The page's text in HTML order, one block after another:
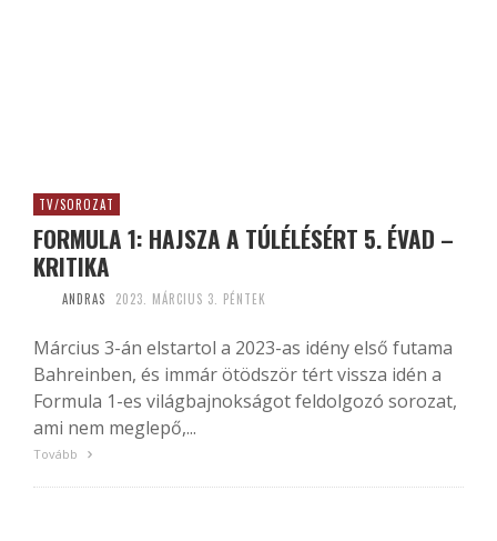
TV/SOROZAT
FORMULA 1: HAJSZA A TÚLÉLÉSÉRT 5. ÉVAD –
KRITIKA
ANDRAS 2023. MÁRCIUS 3. PÉNTEK
Március 3-án elstartol a 2023-as idény első futama
Bahreinben, és immár ötödször tért vissza idén a
Formula 1-es világbajnokságot feldolgozó sorozat,
ami nem meglepő,...
Tovább